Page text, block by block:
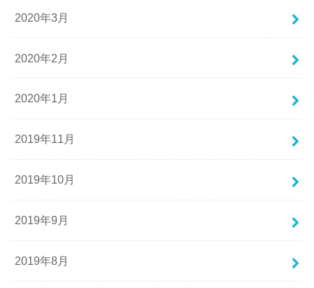
2020年3月
2020年2月
2020年1月
2019年11月
2019年10月
2019年9月
2019年8月